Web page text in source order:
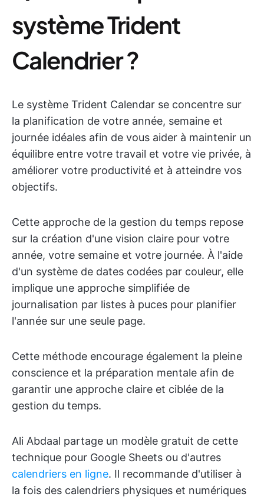
système Trident
Calendrier ?
Le système Trident Calendar se concentre sur
la planification de votre année, semaine et
journée idéales afin de vous aider à maintenir un
équilibre entre votre travail et votre vie privée, à
améliorer votre productivité et à atteindre vos
objectifs.
Cette approche de la gestion du temps repose
sur la création d'une vision claire pour votre
année, votre semaine et votre journée. À l'aide
d'un système de dates codées par couleur, elle
implique une approche simplifiée de
journalisation par listes à puces pour planifier
l'année sur une seule page.
Cette méthode encourage également la pleine
conscience et la préparation mentale afin de
garantir une approche claire et ciblée de la
gestion du temps.
Ali Abdaal partage un modèle gratuit de cette
technique pour Google Sheets ou d'autres
calendriers en ligne. Il recommande d'utiliser à
la fois des calendriers physiques et numériques